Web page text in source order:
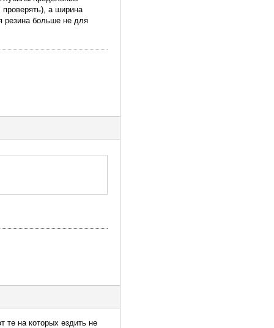
а ширина
резина больше не для
те на которых ездить не